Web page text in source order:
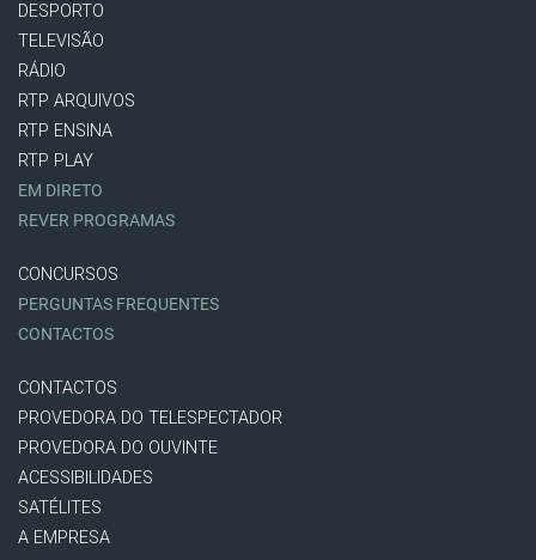
DESPORTO
TELEVISÃO
RÁDIO
RTP ARQUIVOS
RTP ENSINA
RTP PLAY
EM DIRETO
REVER PROGRAMAS
CONCURSOS
PERGUNTAS FREQUENTES
CONTACTOS
CONTACTOS
PROVEDORA DO TELESPECTADOR
PROVEDORA DO OUVINTE
ACESSIBILIDADES
SATÉLITES
A EMPRESA